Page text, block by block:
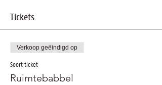
Tickets
Verkoop geëindigd op
Soort ticket
Ruimtebabbel